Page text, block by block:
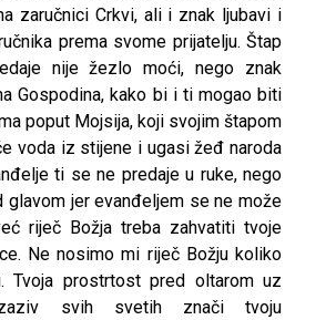
zaručnici Crkvi, ali i znak ljubavi i
prema svome prijatelju. Štap
nije žezlo moći, nego znak
Gospodina, kako bi i ti mogao biti
poput Mojsija, koji svojim štapom
voda iz stijene i ugasi žeđ naroda
ti se ne predaje u ruke, nego
glavom jer evanđeljem se ne može
riječ Božja treba zahvatiti tvoje
Ne nosimo mi riječ Božju koliko
Tvoja prostrtost pred oltarom uz
svih svetih znači tvoju